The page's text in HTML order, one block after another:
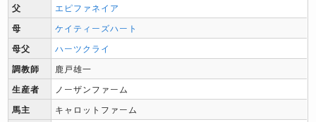
父 エピファネイア
母 ケイティーズハート
母父 ハーツクライ
調教師 鹿戸雄一
生産者 ノーザンファーム
馬主 キャロットファーム